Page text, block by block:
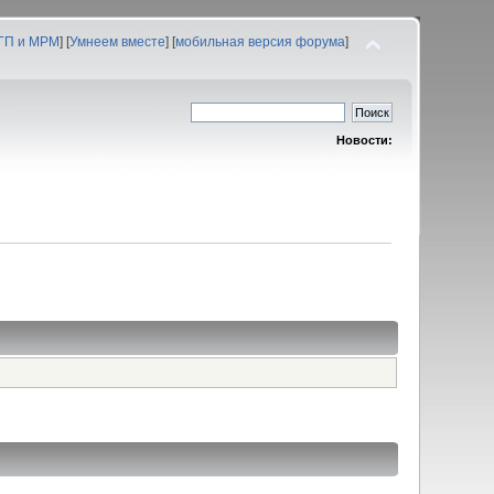
и МРМ] [Умнеем вместе] [мобильная версия форума]
Новости: